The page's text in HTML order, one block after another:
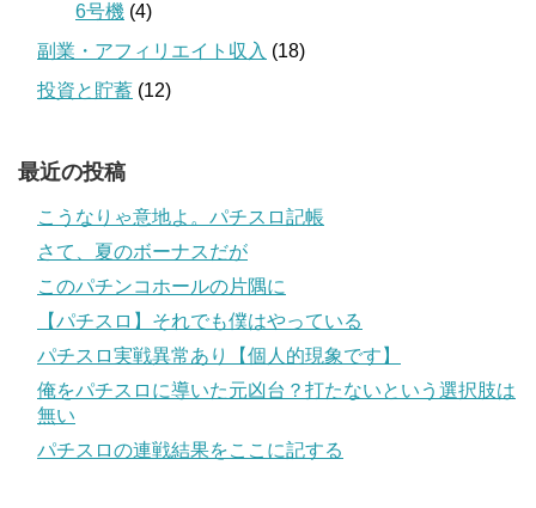
6号機 (4)
副業・アフィリエイト収入 (18)
投資と貯蓄 (12)
最近の投稿
こうなりゃ意地よ。パチスロ記帳
さて、夏のボーナスだが
このパチンコホールの片隅に
【パチスロ】それでも僕はやっている
パチスロ実戦異常あり【個人的現象です】
俺をパチスロに導いた元凶台？打たないという選択肢は
無い
パチスロの連戦結果をここに記する